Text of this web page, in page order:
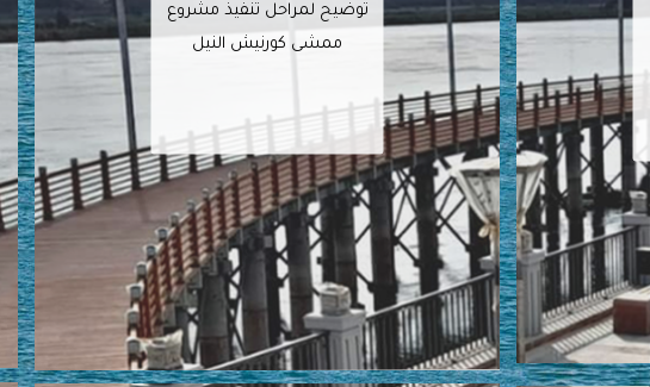
توضيح لمراحل تنفيذ مشروع
ممشى كورنيش النيل